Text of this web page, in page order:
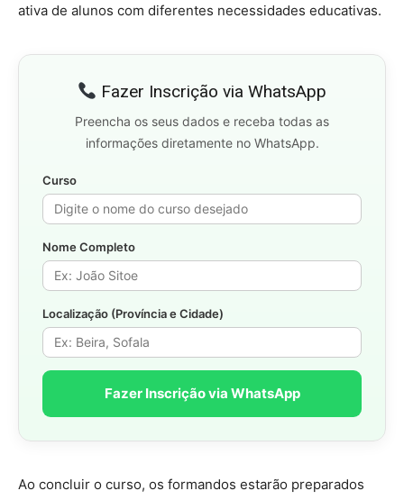
ativa de alunos com diferentes necessidades educativas.
Fazer Inscrição via WhatsApp
Preencha os seus dados e receba todas as
informações diretamente no WhatsApp.
Curso
Nome Completo
Localização (Província e Cidade)
Fazer Inscrição via WhatsApp
Ao concluir o curso, os formandos estarão preparados